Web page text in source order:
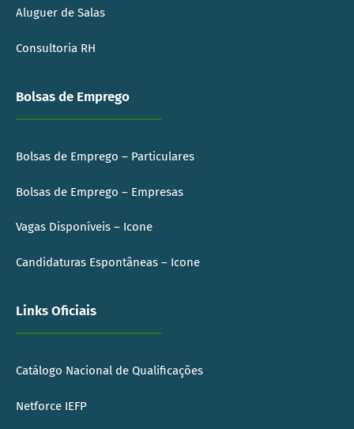
Aluguer de Salas
Consultoria RH
Bolsas de Emprego
Bolsas de Emprego – Particulares
Bolsas de Emprego – Empresas
Vagas Disponíveis – Icone
Candidaturas Espontâneas – Icone
Links Oficiais
Catálogo Nacional de Qualificações
Netforce IEFP